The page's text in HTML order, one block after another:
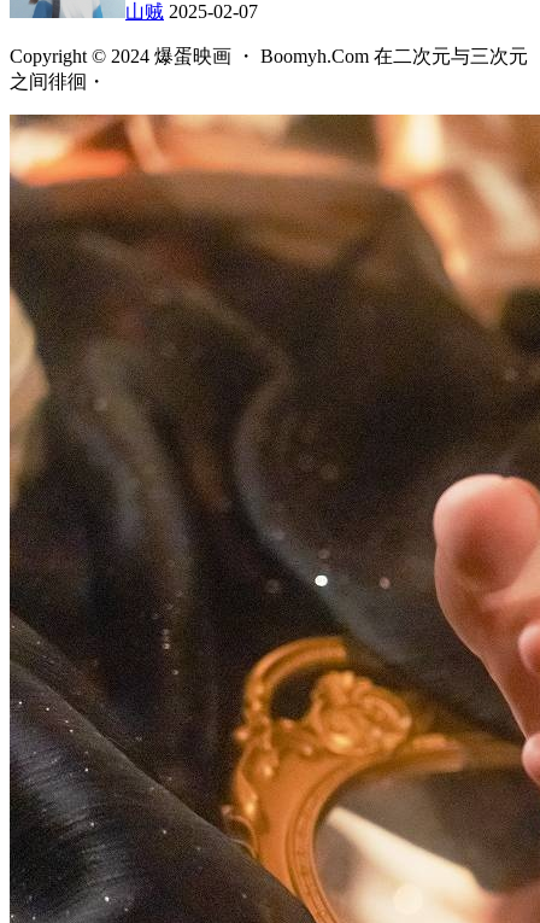
山贼 2025-02-07
Copyright © 2024 爆蛋映画 ・ Boomyh.Com 在二次元与三次元
之间徘徊・